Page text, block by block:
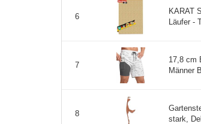
6
KARAT
Läufer -
7
17,8 cm
Männer
8
stark,